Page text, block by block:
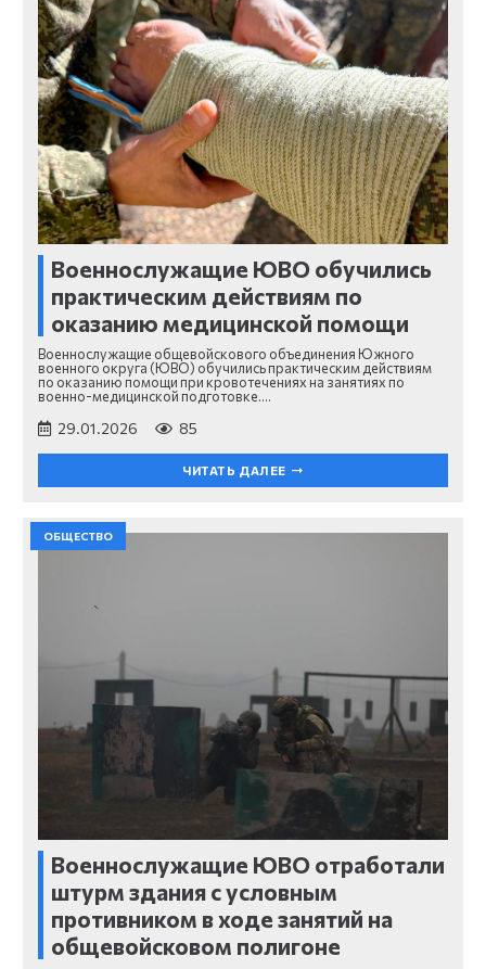
Военнослужащие ЮВО обучились
практическим действиям по
оказанию медицинской помощи
Военнослужащие общевойскового объединения Южного
военного округа (ЮВО) обучились практическим действиям
по оказанию помощи при кровотечениях на занятиях по
военно-медицинской подготовке.…
29.01.2026 85
ЧИТАТЬ ДАЛЕЕ
ОБЩЕСТВО
Военнослужащие ЮВО отработали
штурм здания с условным
противником в ходе занятий на
общевойсковом полигоне